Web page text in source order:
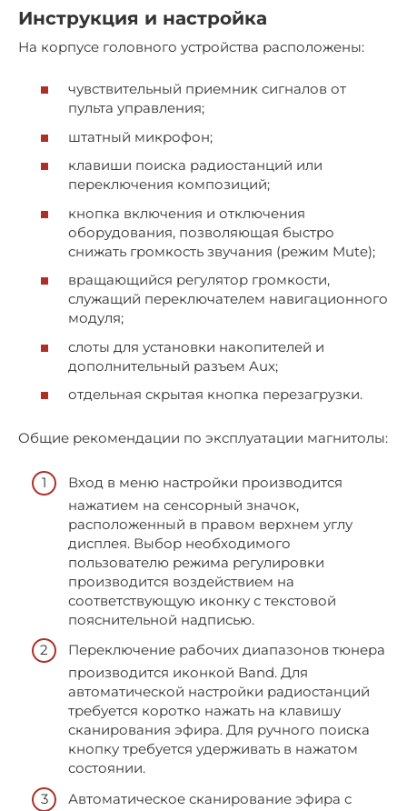
Инструкция и настройка
На корпусе головного устройства расположены:
чувствительный приемник сигналов от
пульта управления;
штатный микрофон;
клавиши поиска радиостанций или
переключения композиций;
кнопка включения и отключения
оборудования, позволяющая быстро
снижать громкость звучания (режим Mute);
вращающийся регулятор громкости,
служащий переключателем навигационного
модуля;
слоты для установки накопителей и
дополнительный разъем Aux;
отдельная скрытая кнопка перезагрузки.
Общие рекомендации по эксплуатации магнитолы:
Вход в меню настройки производится
нажатием на сенсорный значок,
расположенный в правом верхнем углу
дисплея. Выбор необходимого
пользователю режима регулировки
производится воздействием на
соответствующую иконку с текстовой
пояснительной надписью.
Переключение рабочих диапазонов тюнера
производится иконкой Band. Для
автоматической настройки радиостанций
требуется коротко нажать на клавишу
сканирования эфира. Для ручного поиска
кнопку требуется удерживать в нажатом
состоянии.
Автоматическое сканирование эфира с